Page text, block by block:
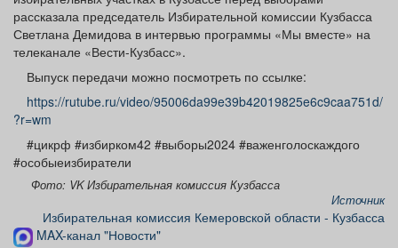
рассказала председатель Избирательной комиссии Кузбасса
Светлана Демидова в интервью программы «Мы вместе» на
телеканале «Вести-Кузбасс».
Выпуск передачи можно посмотреть по ссылке:
https://rutube.ru/video/95006da99e39b42019825e6c9caa751d/
?r=wm
#цикрф #избирком42 #выборы2024 #важенголоскаждого
#особыеизбиратели
Фото: VK Избирательная комиссия Кузбасса
Источник
Избирательная комиссия Кемеровской области - Кузбасса
MAX-канал "Новости"